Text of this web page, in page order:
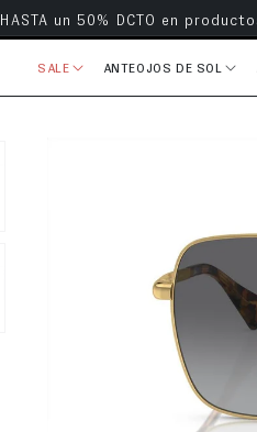
Envío gratis en
SALE ANTEOJOS DE SOL